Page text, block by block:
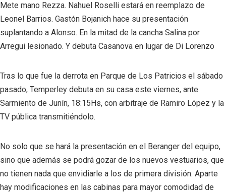
Mete mano Rezza. Nahuel Roselli estará en reemplazo de
Leonel Barrios. Gastón Bojanich hace su presentación
suplantando a Alonso. En la mitad de la cancha Salina por
Arregui lesionado. Y debuta Casanova en lugar de Di Lorenzo
Tras lo que fue la derrota en Parque de Los Patricios el sábado
pasado, Temperley debuta en su casa este viernes, ante
Sarmiento de Junín, 18:15Hs, con arbitraje de Ramiro López y la
TV pública transmitiéndolo.
No solo que se hará la presentación en el Beranger del equipo,
sino que además se podrá gozar de los nuevos vestuarios, que
no tienen nada que envidiarle a los de primera división. Aparte
hay modificaciones en las cabinas para mayor comodidad de